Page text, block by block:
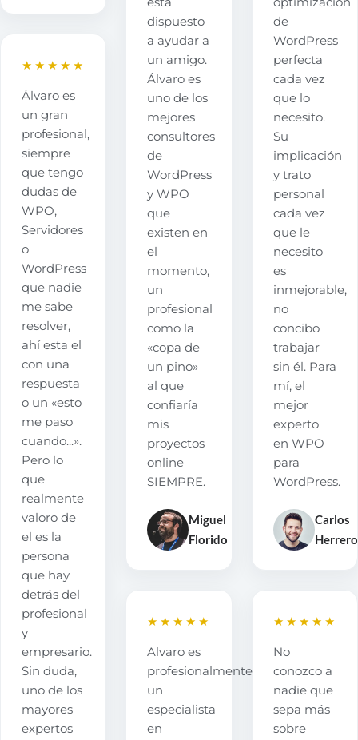
★★★★★
Álvaro es
un gran
profesional,
siempre
que tengo
dudas de
WPO,
Servidores
o
WordPress
que nadie
me sabe
resolver,
ahí esta el
con una
respuesta
o un «esto
me paso
cuando...».
Pero lo
que
realmente
valoro de
el es la
persona
que hay
detrás del
profesional
y
empresario.
Sin duda,
uno de los
mayores
expertos
dispuesto
a ayudar a
un amigo.
Álvaro es
uno de los
mejores
consultores
de
WordPress
y WPO
que
existen en
el
momento,
un
profesional
como la
«copa de
un pino»
al que
confiaría
mis
proyectos
online
SIEMPRE.
Miguel
Florido
★★★★★
Alvaro es
profesionalmente
un
especialista
en
de
WordPress
perfecta
cada vez
que lo
necesito.
Su
implicación
y trato
personal
cada vez
que le
necesito
es
inmejorable,
no
concibo
trabajar
sin él. Para
mí, el
mejor
experto
en WPO
para
WordPress.
Carlos
Herrero
★★★★★
No
conozco a
nadie que
sepa más
sobre